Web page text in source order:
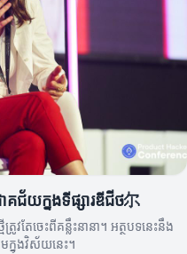
គជ័យក្នុងទីផ្សារឌីជីថ尔
តែចេះពីគន្លឹះនានា។ អត្ថបទនេះនឹង
ក្នុងវិស័យនេះ។